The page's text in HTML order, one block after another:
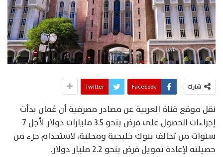
شارك Facebook
Twitter
نقل موقع قناة العربية عن مصادر مصرفية أن عُمان بدأت
إجراءات الحصول على قرض بنحو 3.5 مليارات دولار لأجل 7
سنوات من تحالف بنوك خليجية ومحلية، لاستخدام جزء من
حصيلته لإعادة تمويل قرض بنحو 2.2 مليار دولار.